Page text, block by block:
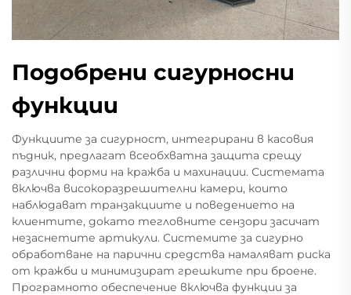
Подобрени сигурносни
функции
Функциите за сигурност, интегрирани в касовия
пъдник, предлагат всеобхватна защита срещу
различни форми на кражба и махинации. Системата
включва високоразрешителни камери, които
наблюдават транзакциите и поведението на
клиентите, докато тегловните сензори засичат
незаснетите артикули. Системите за сигурно
обработване на парични средства намаляват риска
от кражби и минимизират грешките при броене.
Програмното обеспечение включва функции за